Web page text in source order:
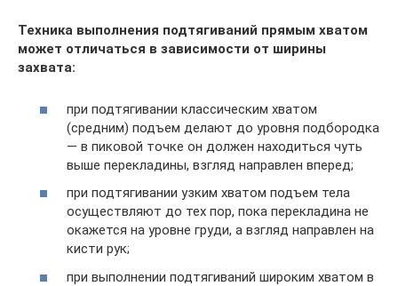
Техника выполнения подтягиваний прямым хватом
может отличаться в зависимости от ширины
захвата:
при подтягивании классическим хватом
(средним) подъем делают до уровня подбородка
— в пиковой точке он должен находиться чуть
выше перекладины, взгляд направлен вперед;
при подтягивании узким хватом подъем тела
осуществляют до тех пор, пока перекладина не
окажется на уровне груди, а взгляд направлен на
кисти рук;
при выполнении подтягиваний широким хватом в